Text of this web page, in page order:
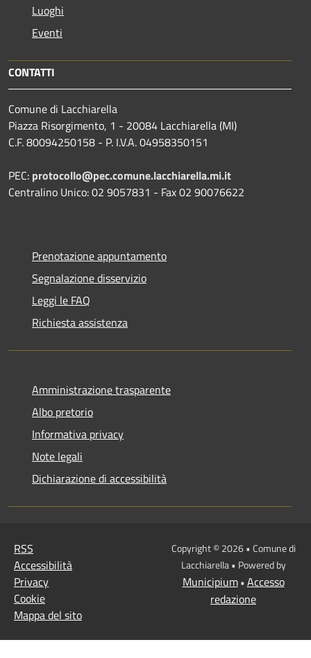
Luoghi
Eventi
CONTATTI
Comune di Lacchiarella
Piazza Risorgimento, 1 - 20084 Lacchiarella (MI)
C.F. 80094250158 - P. I.V.A. 04958350151
PEC: protocollo@pec.comune.lacchiarella.mi.it
Centralino Unico: 02 9057831 - Fax 02 90076622
Prenotazione appuntamento
Segnalazione disservizio
Leggi le FAQ
Richiesta assistenza
Amministrazione trasparente
Albo pretorio
Informativa privacy
Note legali
Dichiarazione di accessibilità
RSS
Accessibilità
Privacy
Cookie
Mappa del sito
Copyright © 2026 • Comune di
Lacchiarella • Powered by
Municipium• Accesso
redazione